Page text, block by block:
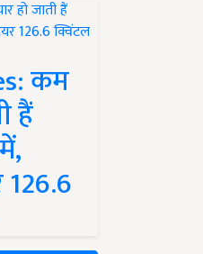
कम
हैं
126.6